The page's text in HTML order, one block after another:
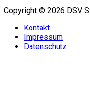
Copyright © 2026 DSV
Kontakt
Impressum
Datenschutz